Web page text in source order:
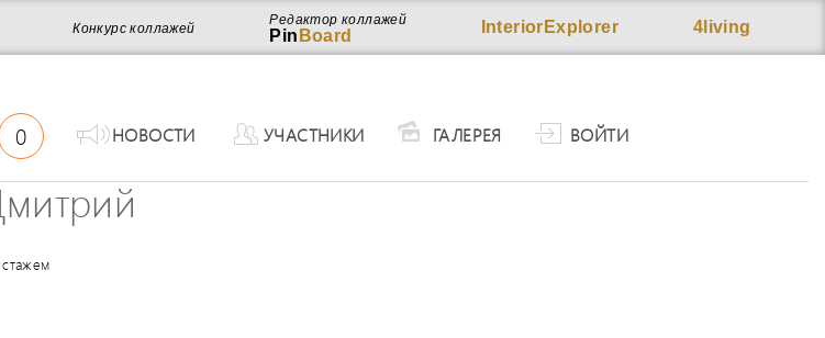
4living
InteriorExplorer
Редактор коллажей
Pin Board
Конкурс коллажей
0 НОВОСТИ УЧАСТНИКИ ГАЛЕРЕЯ ВОЙТИ